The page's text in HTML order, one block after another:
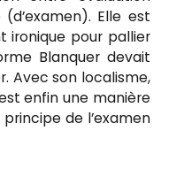
Elle est
ironique pour pallier
Blanquer devait
Avec son localisme,
enfin une manière
de l’examen